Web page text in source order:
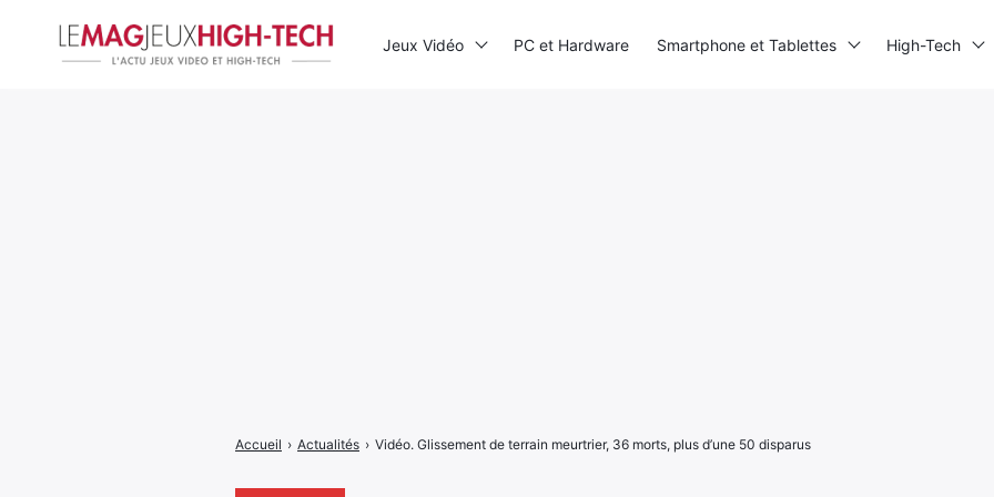
Accueil › Actualités › Vidéo. Glissement de terrain meurtrier, 36 morts, plus d’une 50 disparus
Jeux Vidéo PC et Hardware Smartphone et Tablettes High-Tech